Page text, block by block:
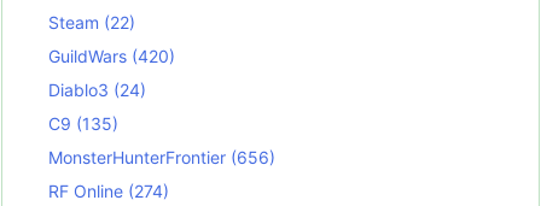
Steam (22)
GuildWars (420)
Diablo3 (24)
C9 (135)
MonsterHunterFrontier (656)
RF Online (274)